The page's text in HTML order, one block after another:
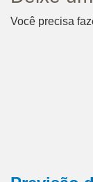
Você precisa